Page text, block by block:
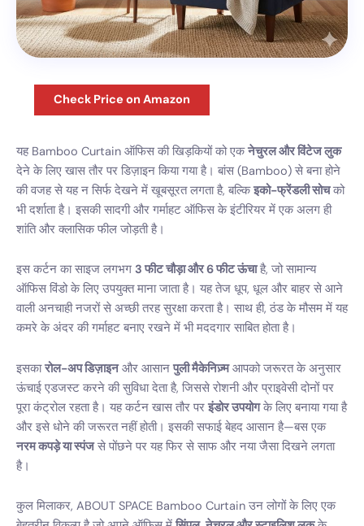
Check Price on Amazon
यह Bamboo Curtain ऑफिस की खिड़कियों को एकनेचुरल और विंटेज लुक
देने के लिए खास तौर पर डिज़ाइन किया गया है। बांस (Bamboo) से बना होने
की वजह से यह न सिर्फ देखने में खूबसूरत लगता है, बल्किइको-फ्रेंडली सोचको
भी दर्शाता है। इसकी सादगी और गर्माहट ऑफिस के इंटीरियर में एक अलग ही
शांति और क्लासिक फील जोड़ती है।
इस कर्टन का साइज लगभग 3 फीट चौड़ा और 6 फीट ऊंचाहै, जो सामान्य
ऑफिस विंडो के लिए उपयुक्त माना जाता है। यह तेज धूप, धूल और बाहर से आने
वाली अनचाही नजरों से अच्छी तरह सुरक्षा करता है। साथ ही, ठंड के मौसम में यह
कमरे के अंदर की गर्माहट बनाए रखने में भी मददगार साबित होता है।
इसकारोल-अप डिज़ाइनऔर आसान पुली मैकेनिज़्मआपको जरूरत के अनुसार
ऊंचाई एडजस्ट करने की सुविधा देता है, जिससे रोशनी और प्राइवेसी दोनों पर
पूरा कंट्रोल रहता है। यह कर्टन खास तौर पर इंडोर उपयोगके लिए बनाया गया है
और इसे धोने की जरूरत नहीं होती। इसकी सफाई बेहद आसान है—बस एक
नरम कपड़े या स्पंजसे पोंछने पर यह फिर से साफ और नया जैसा दिखने लगता
है।
कुल मिलाकर, ABOUT SPACE Bamboo Curtain उन लोगों के लिए एक